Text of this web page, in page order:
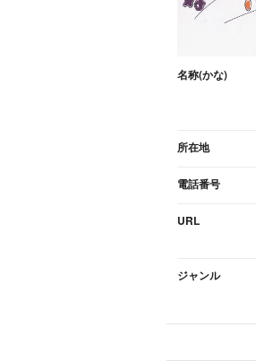
名称(かな)
所在地
電話番号
URL
ジャンル